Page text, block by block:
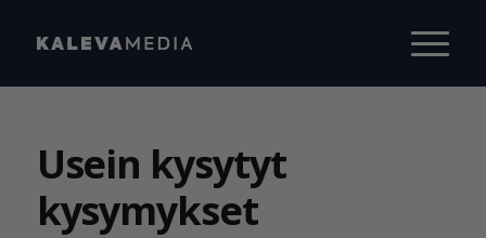
Usein kysytyt
kysymykset